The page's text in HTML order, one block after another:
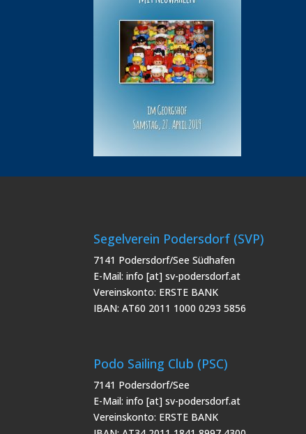
Segelverein Podersdorf (SVP)
7141 Podersdorf/See Südhafen
E-Mail: info [at] sv-podersdorf.at
Vereinskonto: ERSTE BANK
IBAN: AT60 2011 1000 0293 5856
Podo Sailing Club (PSC)
7141 Podersdorf/See
E-Mail: info [at] sv-podersdorf.at
Vereinskonto: ERSTE BANK